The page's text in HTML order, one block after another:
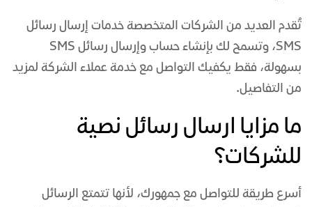
تُقدم العديد من الشركات المتخصصة خدمات إرسال رسائل
SMS، وتسمح لك بإنشاء حساب وإرسال رسائل SMS
بسهولة، فقط يكفيك التواصل مع خدمة عملاء الشركة لمزيد
من التفاصيل.
ما مزايا ارسال رسائل نصية
للشركات؟
أسرع طريقة للتواصل مع جمهورك، لأنها تتمتع الرسائل